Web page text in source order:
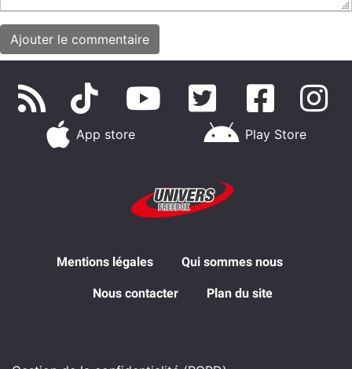
App store Play Store
Mentions légales Qui sommes nous
Nous contacter Plan du site